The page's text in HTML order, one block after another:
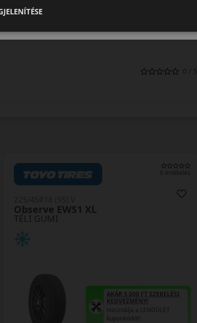
kategóriájában a Pirelli azóta is komoly szereplőként
0 / 5
0 értékelés
TÉLI GUMI
HS02 PRO Eurowinter XL MFS
AKÁR 5.000 FT SZERELÉSI
KEDVEZMÉNY!
Használja a LENDÜLET
kuponkódot!